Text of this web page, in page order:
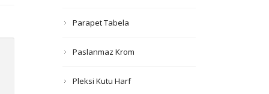
Parapet Tabela
Paslanmaz Krom
Pleksi Kutu Harf